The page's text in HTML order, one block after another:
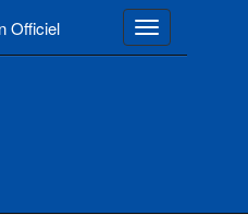
Officiel Toggle